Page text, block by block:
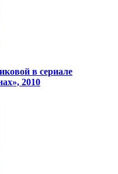
в сериале
2010